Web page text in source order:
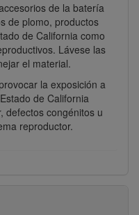
de la batería
de plomo, productos
de California como
Lávese las
el material.
la exposición a
de California
defectos congénitos u
reproductor.